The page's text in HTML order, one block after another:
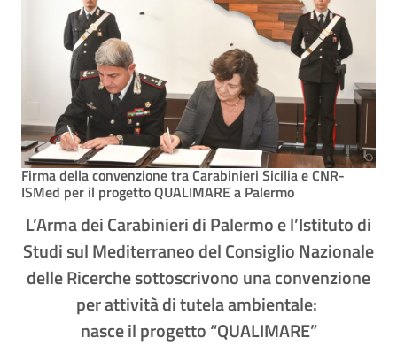
Firma della convenzione tra Carabinieri Sicilia e CNR-
ISMed per il progetto QUALIMARE a Palermo
L’Arma dei Carabinieri di Palermo e l’Istituto di
Studi sul Mediterraneo del Consiglio Nazionale
delle Ricerche sottoscrivono una convenzione
per attività di tutela ambientale:
nasce il progetto “QUALIMARE”